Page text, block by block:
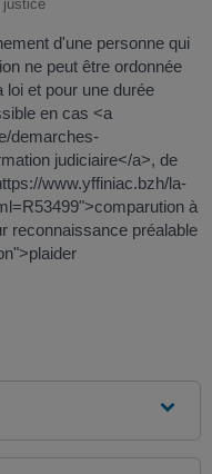
justice
d'une personne qui
ne peut être ordonnée
et pour une durée
en cas <a
demarches-
judiciaire</a>, de
www.yffiniac.bzh/la-
à
reconnaissance préalable